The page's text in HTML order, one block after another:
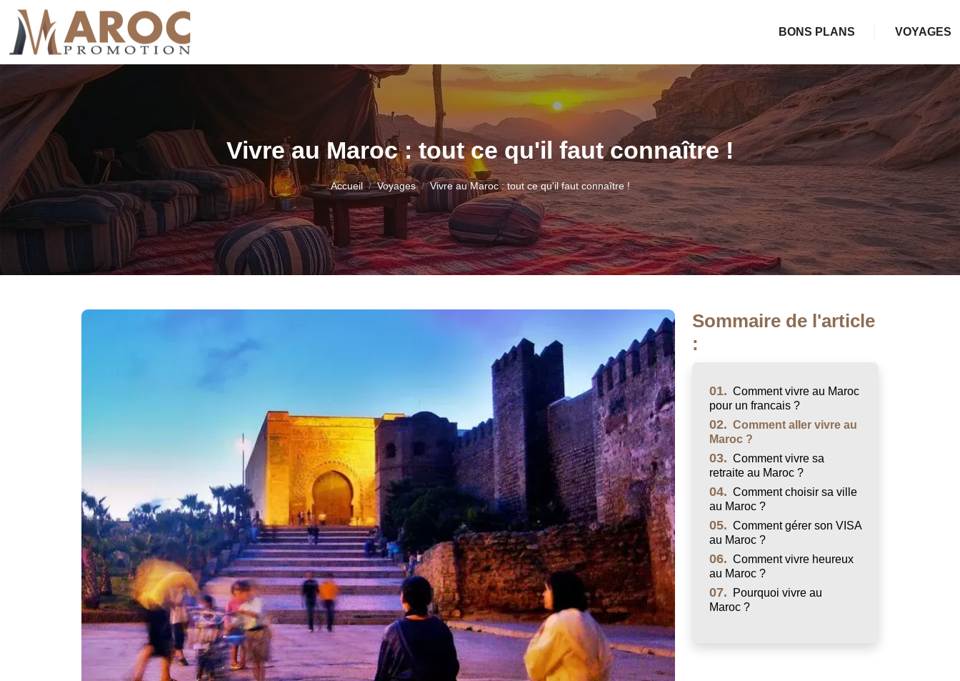
BONS PLANS VOYAGES
Vivre au Maroc : tout ce qu'il faut connaître !
Accueil Voyages Vivre au Maroc : tout ce qu'il faut connaître !
Sommaire de l'article
:
01. Comment vivre au Maroc
pour un francais ?
02. Comment aller vivre au
Maroc ?
03. Comment vivre sa
retraite au Maroc ?
04. Comment choisir sa ville
au Maroc ?
05. Comment gérer son VISA
au Maroc ?
06. Comment vivre heureux
au Maroc ?
07.
Pourquoi vivre au
Maroc ?